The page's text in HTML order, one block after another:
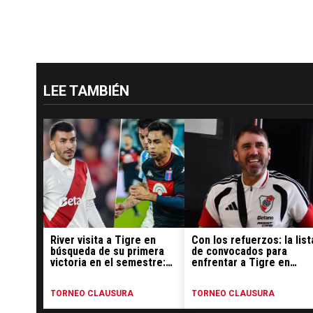
LEE TAMBIÉN
River visita a Tigre en
búsqueda de su primera
victoria en el semestre:
TORNEO CLAUSURA
Con los refuerzos: la
de convocados para
enfrentar a Tigre en
TORNEO CLAUSURA